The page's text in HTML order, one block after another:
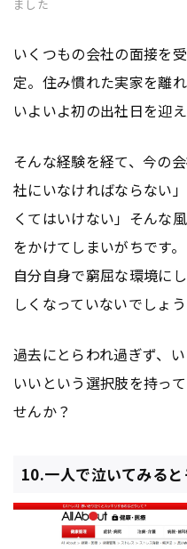
ました
いくつもの会社の面接を
定。住み慣れた実家を離
いよいよ初の出社日を迎え
そんな経験を経て、今の
社にいなければならない
くてはいけない」そんな
をかけてしまいがちです。
自分自身で窮屈な環境に
しくなっていないでしょう
過去にとらわれ過ぎず、
いいという選択肢を持っ
せんか？
10.一人で泣いてみる